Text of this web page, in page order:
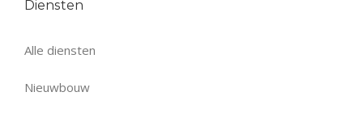
Diensten
Alle diensten
Nieuwbouw